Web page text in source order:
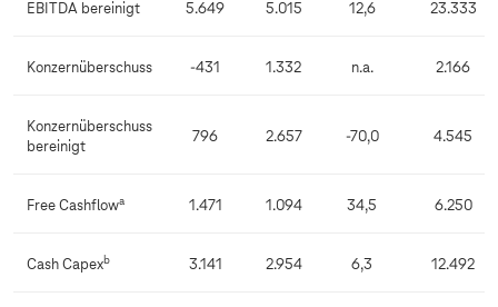
EBITDA bereinigt 5.649 5.015 12,6 23.333
Konzernüberschuss -431 1.332 n.a. 2.166
Konzernüberschuss
bereinigt
796 2.657 -70,0 4.545
Free Cashflowa 1.471 1.094 34,5 6.250
Cash Capexb 3.141 2.954 6,3 12.492